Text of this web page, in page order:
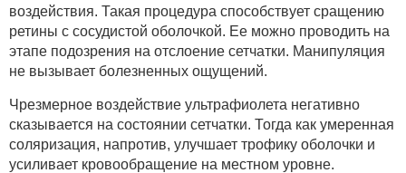
воздействия. Такая процедура способствует сращению
ретины с сосудистой оболочкой. Ее можно проводить на
этапе подозрения на отслоение сетчатки. Манипуляция
не вызывает болезненных ощущений.
Чрезмерное воздействие ультрафиолета негативно
сказывается на состоянии сетчатки. Тогда как умеренная
соляризация, напротив, улучшает трофику оболочки и
усиливает кровообращение на местном уровне.